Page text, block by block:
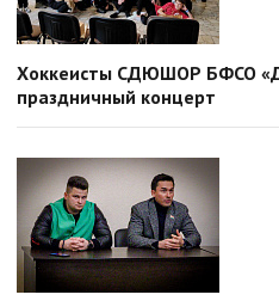
Хоккеисты СДЮШОР БФСО
праздничный концерт